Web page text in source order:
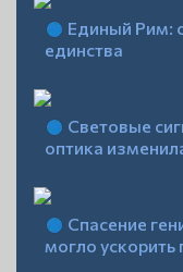
Единый Рим:
единства
Световые
оптика
Спасение
могло ускорить